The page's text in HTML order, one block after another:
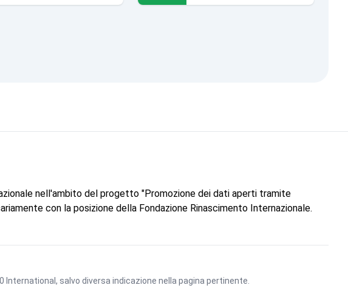
nell'ambito del progetto "Promozione dei dati aperti tramite
con la posizione della Fondazione Rinascimento Internazionale.
International , salvo diversa indicazione nella pagina pertinente.